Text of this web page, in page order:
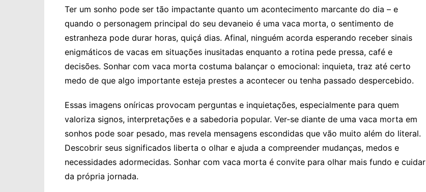
Ter um sonho pode ser tão impactante quanto um acontecimento marcante do dia – e
quando o personagem principal do seu devaneio é uma vaca morta, o sentimento de
estranheza pode durar horas, quiçá dias. Afinal, ninguém acorda esperando receber sinais
enigmáticos de vacas em situações inusitadas enquanto a rotina pede pressa, café e
decisões. Sonhar com vaca morta costuma balançar o emocional: inquieta, traz até certo
medo de que algo importante esteja prestes a acontecer ou tenha passado despercebido.
Essas imagens oníricas provocam perguntas e inquietações, especialmente para quem
valoriza signos, interpretações e a sabedoria popular. Ver-se diante de uma vaca morta em
sonhos pode soar pesado, mas revela mensagens escondidas que vão muito além do literal.
Descobrir seus significados liberta o olhar e ajuda a compreender mudanças, medos e
necessidades adormecidas. Sonhar com vaca morta é convite para olhar mais fundo e cuidar
da própria jornada.